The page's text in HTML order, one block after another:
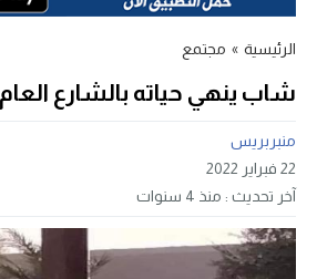
الرئيسية » مجتمع
شاب ينهي حياته بالشارع العام
منبربريس
22 فبراير 2022
آخر تحديث : منذ 4 سنوات